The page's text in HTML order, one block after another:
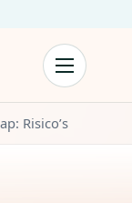
Risico’s